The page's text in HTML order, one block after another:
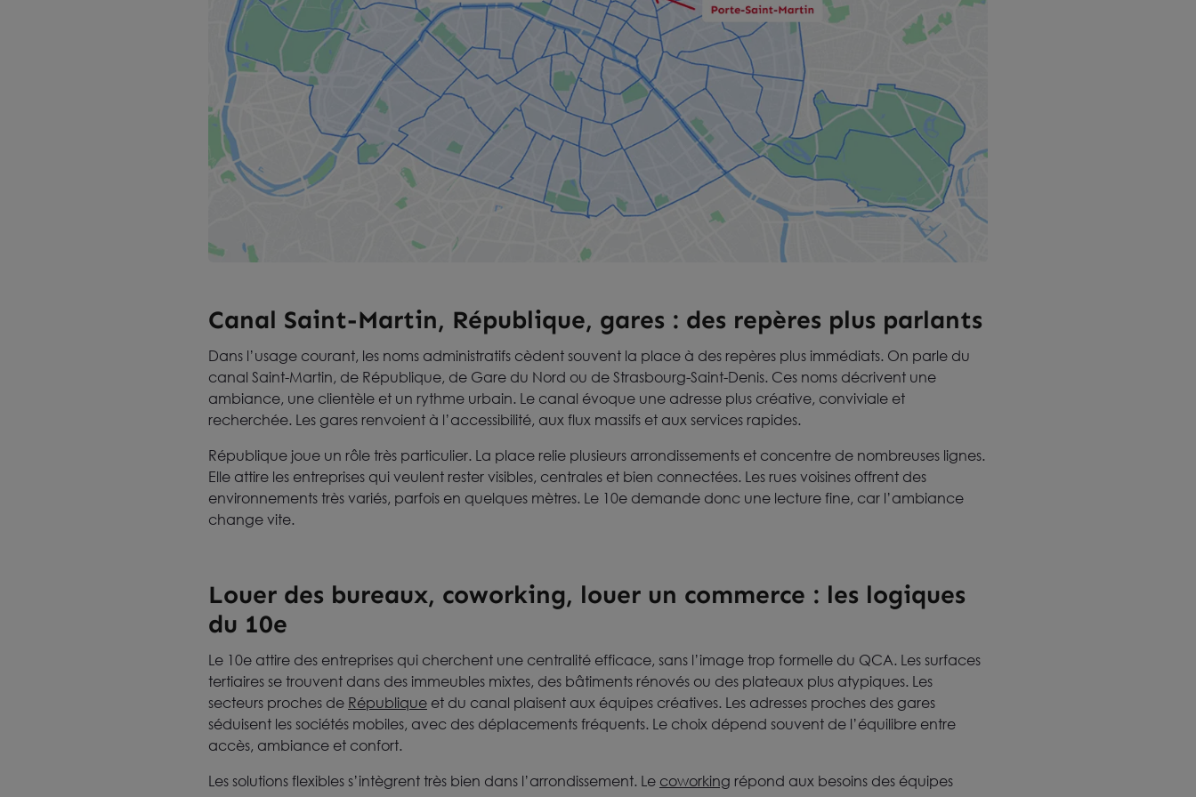
Canal Saint-Martin, République, gares : des repères plus parlants
Dans l’usage courant, les noms administratifs cèdent souvent la place à des repères plus immédiats. On parle du
canal Saint-Martin, de République, de Gare du Nord ou de Strasbourg-Saint-Denis. Ces noms décrivent une
ambiance, une clientèle et un rythme urbain. Le canal évoque une adresse plus créative, conviviale et
recherchée. Les gares renvoient à l’accessibilité, aux flux massifs et aux services rapides.
République joue un rôle très particulier. La place relie plusieurs arrondissements et concentre de nombreuses lignes.
Elle attire les entreprises qui veulent rester visibles, centrales et bien connectées. Les rues voisines offrent des
environnements très variés, parfois en quelques mètres. Le 10e demande donc une lecture fine, car l’ambiance
change vite.
Louer des bureaux, coworking, louer un commerce : les logiques
du 10e
Le 10e attire des entreprises qui cherchent une centralité efficace, sans l’image trop formelle du QCA. Les surfaces
tertiaires se trouvent dans des immeubles mixtes, des bâtiments rénovés ou des plateaux plus atypiques. Les
secteurs proches de République et du canal plaisent aux équipes créatives. Les adresses proches des gares
séduisent les sociétés mobiles, avec des déplacements fréquents. Le choix dépend souvent de l’équilibre entre
accès, ambiance et confort.
Les solutions flexibles s’intègrent très bien dans l’arrondissement. Le coworking répond aux besoins des équipes